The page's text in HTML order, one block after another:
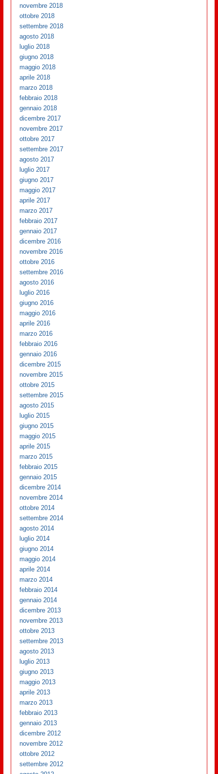
novembre 2018
ottobre 2018
settembre 2018
agosto 2018
luglio 2018
giugno 2018
maggio 2018
aprile 2018
marzo 2018
febbraio 2018
gennaio 2018
dicembre 2017
novembre 2017
ottobre 2017
settembre 2017
agosto 2017
luglio 2017
giugno 2017
maggio 2017
aprile 2017
marzo 2017
febbraio 2017
gennaio 2017
dicembre 2016
novembre 2016
ottobre 2016
settembre 2016
agosto 2016
luglio 2016
giugno 2016
maggio 2016
aprile 2016
marzo 2016
febbraio 2016
gennaio 2016
dicembre 2015
novembre 2015
ottobre 2015
settembre 2015
agosto 2015
luglio 2015
giugno 2015
maggio 2015
aprile 2015
marzo 2015
febbraio 2015
gennaio 2015
dicembre 2014
novembre 2014
ottobre 2014
settembre 2014
agosto 2014
luglio 2014
giugno 2014
maggio 2014
aprile 2014
marzo 2014
febbraio 2014
gennaio 2014
dicembre 2013
novembre 2013
ottobre 2013
settembre 2013
agosto 2013
luglio 2013
giugno 2013
maggio 2013
aprile 2013
marzo 2013
febbraio 2013
gennaio 2013
dicembre 2012
novembre 2012
ottobre 2012
settembre 2012